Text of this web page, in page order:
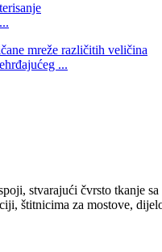
...
stvarajući čvrsto tkanje
štitnicima za mostove,